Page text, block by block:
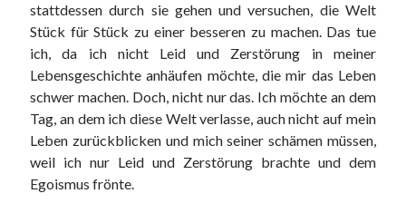
stattdessen durch sie gehen und versuchen, die Welt
Stück für Stück zu einer besseren zu machen. Das tue
ich, da ich nicht Leid und Zerstörung in meiner
Lebensgeschichte anhäufen möchte, die mir das Leben
schwer machen. Doch, nicht nur das. Ich möchte an dem
Tag, an dem ich diese Welt verlasse, auch nicht auf mein
Leben zurückblicken und mich seiner schämen müssen,
weil ich nur Leid und Zerstörung brachte und dem
Egoismus frönte.